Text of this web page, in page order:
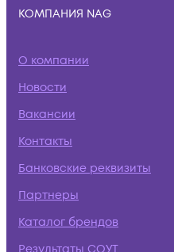
КОМПАНИЯ NAG
О компании
Новости
Вакансии
Контакты
Банковские реквизиты
Партнеры
Каталог брендов